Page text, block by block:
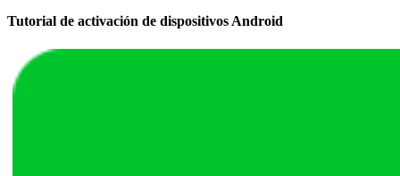
Tutorial de activación de dispositivos Android